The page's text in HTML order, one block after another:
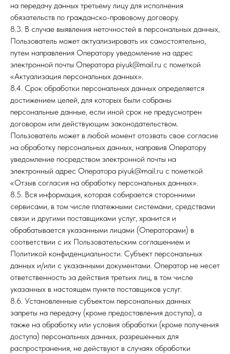
на передачу данных третьему лицу для исполнения
обязательств по гражданско-правовому договору.
8.3. В случае выявления неточностей в персональных данных,
Пользователь может актуализировать их самостоятельно,
путем направления Оператору уведомление на адрес
электронной почты Оператора piyuk@mail.ru с пометкой
«Актуализация персональных данных».
8.4. Срок обработки персональных данных определяется
достижением целей, для которых были собраны
персональные данные, если иной срок не предусмотрен
договором или действующим законодательством.
Пользователь может в любой момент отозвать свое согласие
на обработку персональных данных, направив Оператору
уведомление посредством электронной почты на
электронный адрес Оператора piyuk@mail.ru с пометкой
«Отзыв согласия на обработку персональных данных».
8.5. Вся информация, которая собирается сторонними
сервисами, в том числе платежными системами, средствами
связи и другими поставщиками услуг, хранится и
обрабатывается указанными лицами (Операторами) в
соответствии с их Пользовательским соглашением и
Политикой конфиденциальности. Субъект персональных
данных и/или с указанными документами. Оператор не несет
ответственность за действия третьих лиц, в том числе
указанных в настоящем пункте поставщиков услуг.
8.6. Установленные субъектом персональных данных
запреты на передачу (кроме предоставления доступа), а
также на обработку или условия обработки (кроме получения
доступа) персональных данных, разрешенных для
распространения, не действуют в случаях обработки